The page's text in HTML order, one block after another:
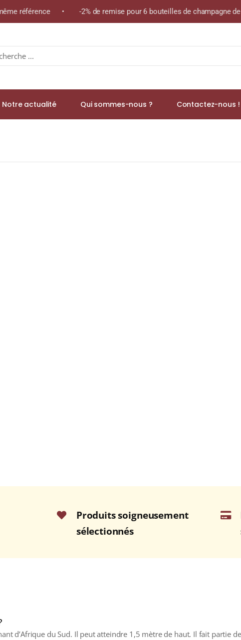
référence • -2% de remise pour 6 bouteilles de champagne de
Notre actualité Qui sommes-nous ? Contactez-nous !
Produits soigneusement
sélectionnés
d’Afrique du Sud. Il peut atteindre 1,5 mètre de haut. Il fait partie